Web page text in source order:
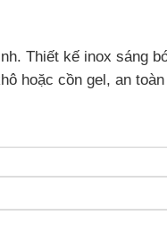
Thiết kế inox sáng
hoặc cồn gel, an